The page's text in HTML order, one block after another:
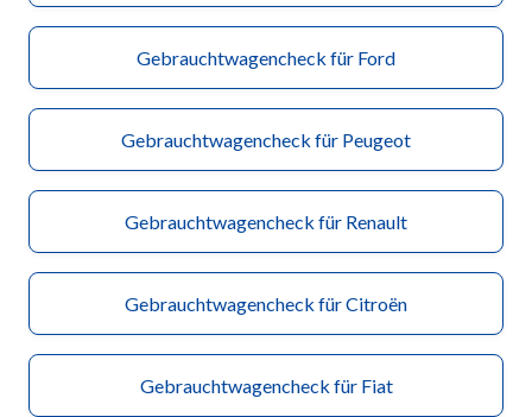
Gebrauchtwagencheck für Ford
Gebrauchtwagencheck für Peugeot
Gebrauchtwagencheck für Renault
Gebrauchtwagencheck für Citroën
Gebrauchtwagencheck für Fiat